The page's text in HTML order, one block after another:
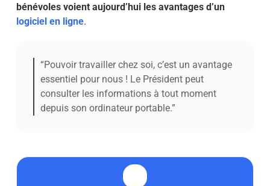
bénévoles voient aujourd’hui les avantages d’un
logiciel en ligne.
“Pouvoir travailler chez soi, c’est un avantage
essentiel pour nous ! Le Président peut
consulter les informations à tout moment
depuis son ordinateur portable.”